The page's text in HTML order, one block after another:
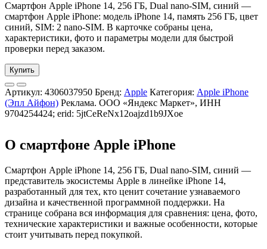
Смартфон Apple iPhone 14, 256 ГБ, Dual nano-SIM, синий —
смартфон Apple iPhone: модель iPhone 14, память 256 ГБ, цвет
синий, SIM: 2 nano-SIM. В карточке собраны цена,
характеристики, фото и параметры модели для быстрой
проверки перед заказом.
Купить
Артикул: 4306037950 Бренд: Apple Категория: Apple iPhone
(Эпл Айфон) Реклама. ООО «Яндекс Маркет», ИНН
9704254424; erid: 5jtCeReNx12oajzd1b9JXoe
О смартфоне Apple iPhone
Смартфон Apple iPhone 14, 256 ГБ, Dual nano-SIM, синий —
представитель экосистемы Apple в линейке iPhone 14,
разработанный для тех, кто ценит сочетание узнаваемого
дизайна и качественной программной поддержки. На
странице собрана вся информация для сравнения: цена, фото,
технические характеристики и важные особенности, которые
стоит учитывать перед покупкой.